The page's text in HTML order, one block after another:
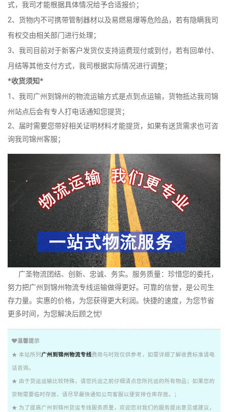
式，我司才能根据具体情况给予合适报价；
2、货物内不可携带管制器材以及易燃易爆等危险品，若有隐瞒我司
有权交由相关部门进行处理；
3、我司目前对于新客户发货仅支持运费现付或到付，若有回单付、
月结等其他支付方式，我司根据实际情况进行调整；
*收货须知*
1、我司广州到锦州的物流运输方式是点到点运输，货物抵达我司锦
州站点后会有专人打电话通知您提货；
2、届时需要您带好相关证明材料才能提货，如果有送货需求也可咨
询我司锦州客服；
广圣物流团结、创新、忠诚、务实。服务质量：珍惜您的委托，
努力把广州到锦州物流专线运输做得更好。可靠的信誉，是公司生
存力量。实惠的价格，为您获得更大利润。快捷的速度，为您节省
更多时间，为您解决后顾之忧!
温馨提示
★ 本站所列 广州到锦州物流专线费用与时效仅供参考，如需详细了解收费标准请电
话咨询。
★ 由于货运运输比较特殊，请您托运之前仔细清点您所托运的所有物品；如果您的
货物需要临时存放，请尽早最快通知公司客服以便安排仓库存放。；
★ 为了提高广州到锦州货运专线服务质量，欢迎您对我们的服务提出意见或建议，